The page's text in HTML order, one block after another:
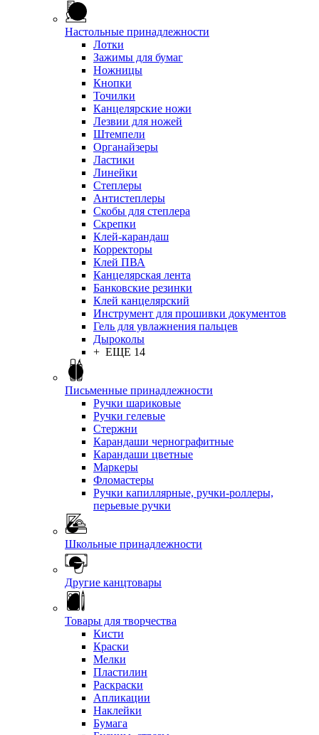
Настольные принадлежности
Лотки
Зажимы для бумаг
Ножницы
Кнопки
Точилки
Канцелярские ножи
Лезвии для ножей
Штемпели
Органайзеры
Ластики
Линейки
Степлеры
Антистеплеры
Скобы для степлера
Скрепки
Клей-карандаш
Корректоры
Клей ПВА
Канцелярская лента
Банковские резинки
Клей канцелярский
Инструмент для прошивки документов
Гель для увлажнения пальцев
Дыроколы
+ ЕЩЕ 14
Письменные принадлежности
Ручки шариковые
Ручки гелевые
Стержни
Карандаши чернографитные
Карандаши цветные
Маркеры
Фломастеры
Ручки капиллярные, ручки-роллеры,
перьевые ручки
Школьные принадлежности
Другие канцтовары
Товары для творчества
Кисти
Краски
Мелки
Пластилин
Раскраски
Апликации
Наклейки
Бумага